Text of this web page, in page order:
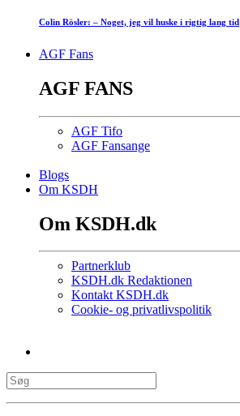
Colin Rösler: – Noget, jeg vil huske i rigtig lang tid
AGF Fans
AGF FANS
AGF Tifo
AGF Fansange
Blogs
Om KSDH
Om KSDH.dk
Partnerklub
KSDH.dk Redaktionen
Kontakt KSDH.dk
Cookie- og privatlivspolitik